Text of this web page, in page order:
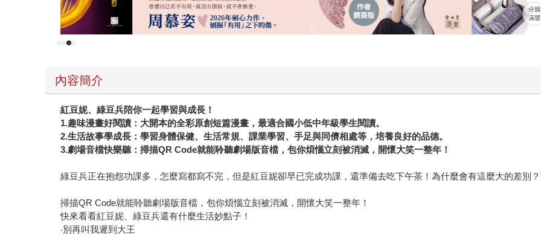
內容簡介
紅豆妮、綠豆兵陪你一起學習與成長！
1.趣味漫畫好閱讀：大開本的全彩原創短篇漫畫，最適合國小低中年級學生閱讀。
2.生活故事學成長：學習身體保健、生活常規、課業學習、手足與同儕相處等，培養良好的品德。
3.劇場音檔快樂聽：掃描QR Code就能聆聽劇場版音檔，包你煩惱立刻被消滅，開懷大笑一整年！
綠豆兵正在抱怨功課多，怎麼寫都寫不完，但是紅豆妮卻早已完成功課，還準備去吃下午茶！為什麼會有這麼大的差別
掃描QR Code就能聆聽劇場版音檔，包你煩惱立刻被消滅，開懷大笑一整年！
快來看看紅豆妮、綠豆兵還有什麼生活妙點子！
‧別再叫我遲到大王